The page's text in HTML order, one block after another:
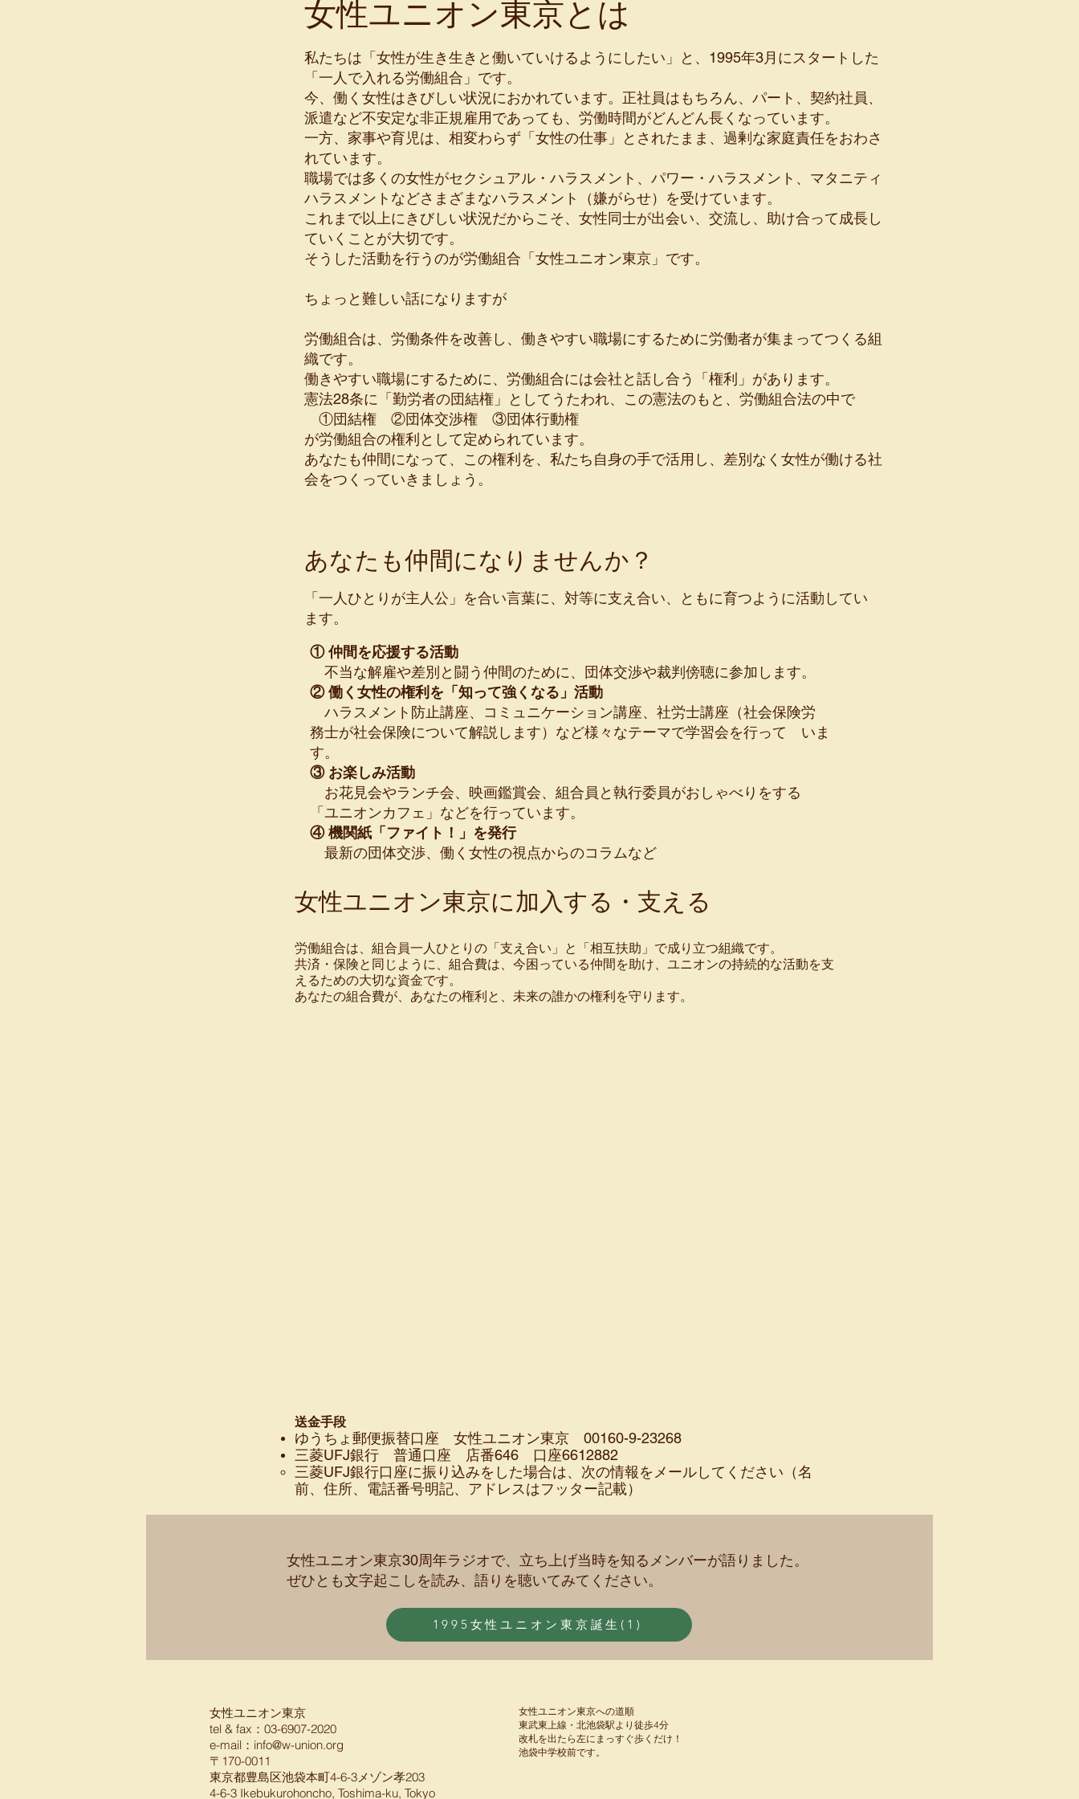
女性ユニオン東京とは
私たちは「女性が生き生きと働いていけるようにしたい」と、1995年3月にスタートした
「一人で入れる労働組合」です。
今、働く女性はきびしい状況におかれています。正社員はもちろん、パート、契約社員、
派遣など不安定な非正規雇用であっても、労働時間がどんどん長くなっています。
一方、家事や育児は、相変わらず「女性の仕事」とされたまま、過剰な家庭責任をおわさ
れています。
職場では多くの女性がセクシュアル・ハラスメント、パワー・ハラスメント、マタニティ
ハラスメントなどさまざまなハラスメント（嫌がらせ）を受けています。
これまで以上にきびしい状況だからこそ、女性同士が出会い、交流し、助け合って成長し
ていくことが大切です。
そうした活動を行うのが労働組合「女性ユニオン東京」です。
ちょっと難しい話になりますが
労働組合は、労働条件を改善し、働きやすい職場にするために労働者が集まってつくる組
織です。
働きやすい職場にするために、労働組合には会社と話し合う「権利」があります。
憲法28条に「勤労者の団結権」としてうたわれ、この憲法のもと、労働組合法の中で
①団結権 ②団体交渉権 ③団体行動権
が労働組合の権利として定められています。
あなたも仲間になって、この権利を、私たち自身の手で活用し、差別なく女性が働ける社
会をつくっていきましょう。
あなたも仲間になりませんか？
「一人ひとりが主人公」を合い言葉に、対等に支え合い、ともに育つように活動してい
ます。
① 仲間を応援する活動
不当な解雇や差別と闘う仲間のために、団体交渉や裁判傍聴に参加します。
② 働く女性の権利を「知って強くなる」活動
ハラスメント防止講座、コミュニケーション講座、社労士講座（社会保険労
務士が社会保険について解説します）など様々なテーマで学習会を行って いま
す。
③ お楽しみ活動
お花見会やランチ会、映画鑑賞会、組合員と執行委員がおしゃべりをする
「ユニオンカフェ」などを行っています。
④ 機関紙「ファイト！」を発行
最新の団体交渉、働く女性の視点からのコラムなど
女性ユニオン東京に加入する・支える
労働組合は、組合員一人ひとりの「支え合い」と「相互扶助」で成り立つ組織です。
共済・保険と同じように、組合費は、今困っている仲間を助け、ユニオンの持続的な活動を支
えるための大切な資金です。
あなたの組合費が、あなたの権利と、未来の誰かの権利を守ります。
送金手段
ゆうちょ郵便振替口座 女性ユニオン東京 00160-9-23268
​三菱UFJ銀行 普通口座 店番646 口座6612882
三菱UFJ銀行口座に振り込みをした場合は、次の情報をメールしてください（名
前、住所、電話番号明記、アドレスはフッター記載）
女性ユニオン東京30周年ラジオで、立ち上げ当時を知るメンバーが語りました。
ぜひとも文字起こしを読み、語りを聴いてみてください。
1995女性ユニオン東京誕生(1)
女性ユニオン東京
tel & fax：03-6907-2020
e-mail： info@w-union.org
〒170-0011
東京都豊島区池袋本町4-6-3メゾン孝203
4-6-3 Ikebukurohoncho, Toshima-ku, Tokyo
女性ユニオン東京への道順
東武東上線・北池袋駅より徒歩4分
​改札を出たら左にまっすぐ歩くだけ！
​池袋中学校前です。